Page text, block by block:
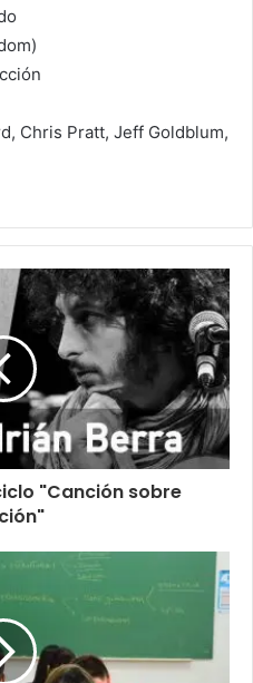
Chris Pratt, Jeff Goldblum,
"Canción sobre